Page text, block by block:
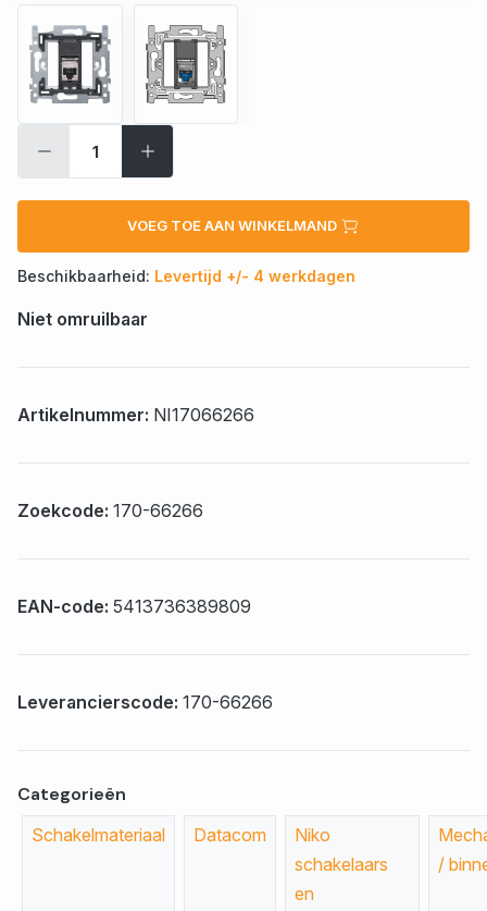
VOEG TOE AAN WINKELMAND
Beschikbaarheid: Levertijd +/- 4 werkdagen
Niet omruilbaar
Artikelnummer: NI17066266
Zoekcode: 170-66266
EAN-code: 5413736389809
Leverancierscode: 170-66266
Categorieën
Schakelmateriaal Datacom
Niko
schakelaars
en
/